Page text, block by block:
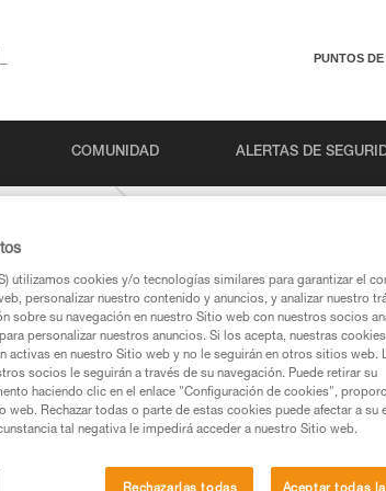
PUNTOS DE
COMUNIDAD ALERTAS DE
en este consejo antes de
técnica para poder comprender
específico. Confirme a
utilizamos cookies y/o tecnologías similares para garantizar el
personalizar nuestro contenido y anuncios, y analizar nuestro
sobre su navegación en nuestro Sitio web con nuestros socios
personalizar nuestros anuncios. Si los acepta, nuestras
activas en nuestro Sitio web y no le seguirán en otros sitios web.
socios le seguirán a través de su navegación. Puede retirar su
haciendo clic en el enlace "Configuración de cookies",
web. Rechazar todas o parte de estas cookies puede afectar a su
tal negativa le impedirá acceder a nuestro Sitio web.